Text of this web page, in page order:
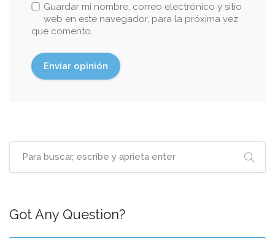
Guardar mi nombre, correo electrónico y sitio
web en este navegador, para la próxima vez
que comento.
Got Any Question?